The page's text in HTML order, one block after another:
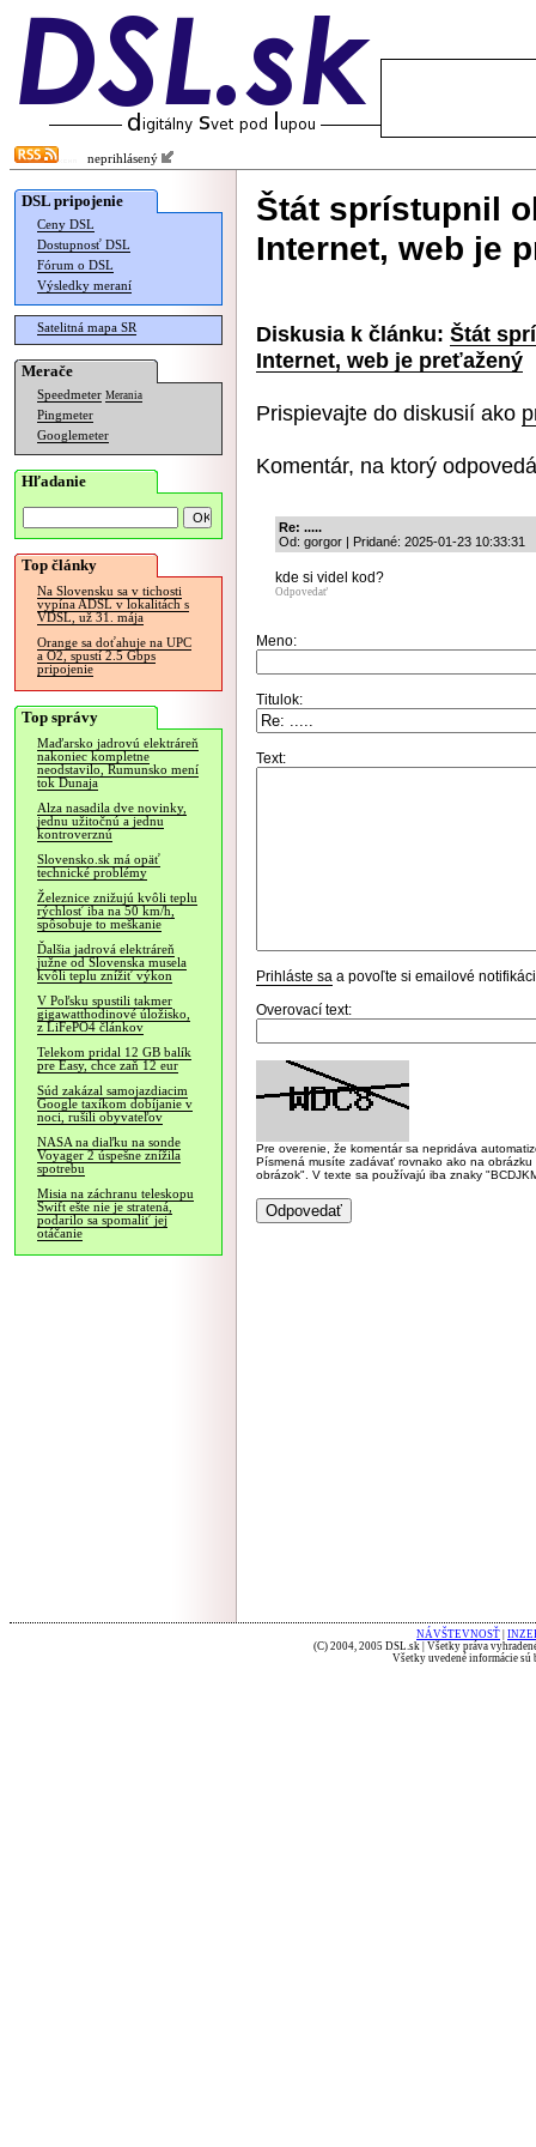
neprihlásený
DSL pripojenie
Ceny DSL
Dostupnosť DSL
Fórum o DSL
Výsledky meraní
Satelitná mapa SR
Merače
Speedmeter Merania
Pingmeter
Googlemeter
Hľadanie
Top články
Na Slovensku sa v tichosti
vypína ADSL v lokalitách s
VDSL, už 31. mája
Orange sa doťahuje na UPC
a O2, spustí 2.5 Gbps
pripojenie
Top správy
Maďarsko jadrovú elektráreň
nakoniec kompletne
neodstavilo, Rumunsko mení
tok Dunaja
Alza nasadila dve novinky,
jednu užitočnú a jednu
kontroverznú
Slovensko.sk má opäť
technické problémy
Železnice znižujú kvôli teplu
rýchlosť iba na 50 km/h,
spôsobuje to meškanie
Ďalšia jadrová elektráreň
južne od Slovenska musela
kvôli teplu znížiť výkon
V Poľsku spustili takmer
gigawatthodinové úložisko,
z LiFePO4 článkov
Telekom pridal 12 GB balík
pre Easy, chce zaň 12 eur
Súd zakázal samojazdiacim
Google taxíkom dobíjanie v
noci, rušili obyvateľov
NASA na diaľku na sonde
Voyager 2 úspešne znížila
spotrebu
Misia na záchranu teleskopu
Swift ešte nie je stratená,
podarilo sa spomaliť jej
otáčanie
Štát sprístupnil
Internet, web je
Diskusia k článku: Štát
Internet, web je preťažený
Prispievajte do diskusií ako
Komentár, na ktorý
Re: .....
Od: gorgor | Pridané: 2025-01-23 10:33:31
kde si videl kod?
Odpovedať
Meno:
Titulok:
Text:
Prihláste sa a povoľte si emailové
Overovací text:
Pre overenie, že komentár sa nepridáva
Písmená musíte zadávať rovnako ako na
obrázok". V texte sa používajú iba znaky
NÁVŠTEVNOSŤ
(C) 2004, 2005 DSL.sk | Všetky práva
Všetky uvedené informácie sú